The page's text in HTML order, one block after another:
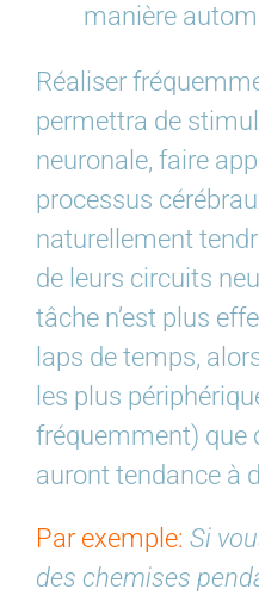
manière
Réaliser
permettra de
neuronale, faire
processus
naturellement
de leurs circuits
tâche n’est plus
laps de temps,
les plus
fréquemment) que
auront tendance à
Par exemple: Si
des chemises